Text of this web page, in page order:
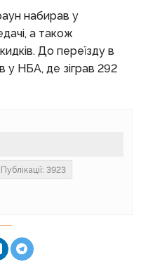
набирав у
а також
До переїзду в
у НБА, де зіграв 292
Публікації: 3923